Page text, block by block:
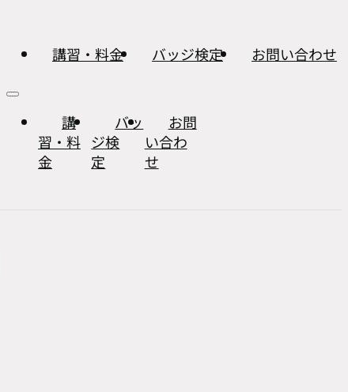
講習・料金 バッジ検定 お問い合わせ
講
習・料
金
バッ
ジ検
定
お問
い合わ
せ